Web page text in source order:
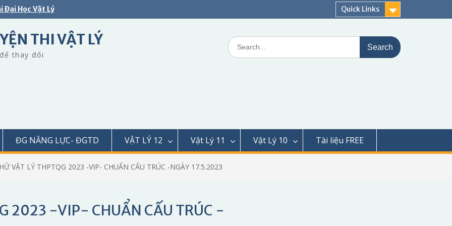
Đại Học Vật Lý Quick Links
THI VẬT LÝ
thay đổi
Search
for:
ĐG NĂNG LỰC- ĐGTD VẬT LÝ 12 Vật Lý 11 Vật Lý 10 Tài liệu FREE
VẬT LÝ THPTQG 2023 -VIP- CHUẨN CẤU TRÚC -NGÀY 17.5.2023
2023 -VIP- CHUẨN CẤU TRÚC -